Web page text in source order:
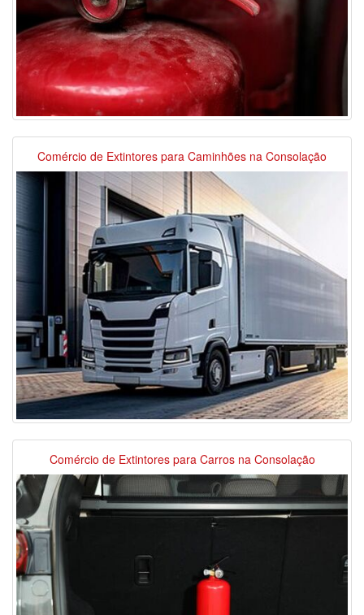
Comércio de Extintores para Caminhões na Consolação
Comércio de Extintores para Carros na Consolação